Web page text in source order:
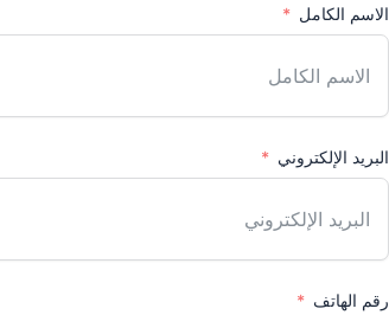
الاسم الكامل
البريد الإلكتروني
رقم الهاتف